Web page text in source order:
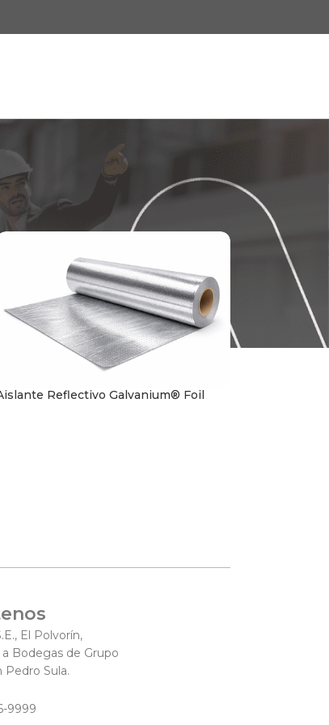
24
Reflectivo Galvanium® Foil
El Polvorín,
Bodegas de Grupo
Pedro Sula.
9999